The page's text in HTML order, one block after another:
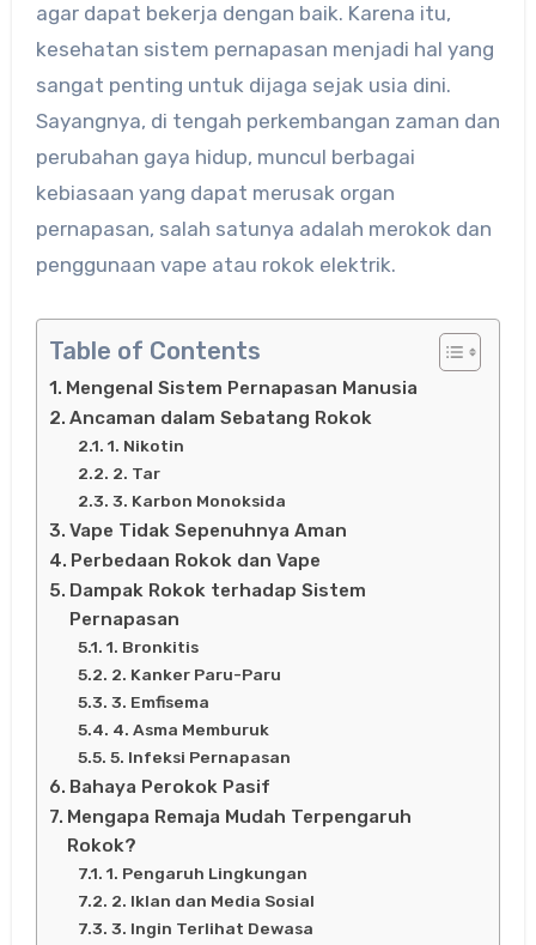
agar dapat bekerja dengan baik. Karena itu,
kesehatan sistem pernapasan menjadi hal yang
sangat penting untuk dijaga sejak usia dini.
Sayangnya, di tengah perkembangan zaman dan
perubahan gaya hidup, muncul berbagai
kebiasaan yang dapat merusak organ
pernapasan, salah satunya adalah merokok dan
penggunaan vape atau rokok elektrik.
Table of Contents
Mengenal Sistem Pernapasan Manusia
Ancaman dalam Sebatang Rokok
1. Nikotin
2. Tar
3. Karbon Monoksida
Vape Tidak Sepenuhnya Aman
Perbedaan Rokok dan Vape
Dampak Rokok terhadap Sistem
Pernapasan
1. Bronkitis
2. Kanker Paru-Paru
3. Emfisema
4. Asma Memburuk
5. Infeksi Pernapasan
Bahaya Perokok Pasif
Mengapa Remaja Mudah Terpengaruh
Rokok?
1. Pengaruh Lingkungan
2. Iklan dan Media Sosial
3. Ingin Terlihat Dewasa